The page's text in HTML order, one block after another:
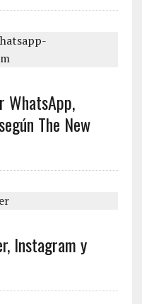
WhatsApp,
The New
Instagram y